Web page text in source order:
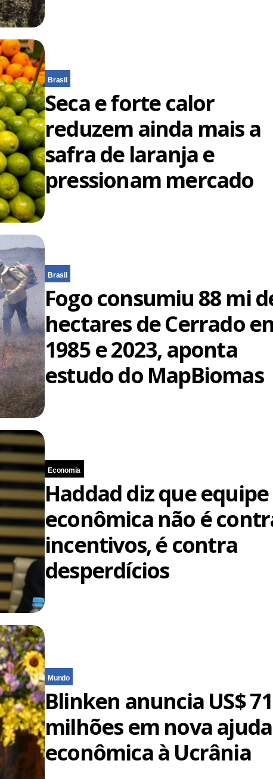
Brasil
Seca e forte calor
reduzem ainda mais a
safra de laranja e
pressionam mercado
Brasil
Fogo consumiu 88 mi
hectares de Cerrado
1985 e 2023, aponta
estudo do MapBiomas
Economia
Haddad diz que equipe
econômica não é
incentivos, é contra
desperdícios
Mundo
Blinken anuncia US$
milhões em nova ajuda
econômica à Ucrânia